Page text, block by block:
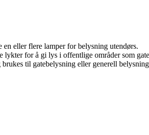
eller flere lamper for belysning utendørs.
for å gi lys i offentlige områder som
til gatebelysning eller generell